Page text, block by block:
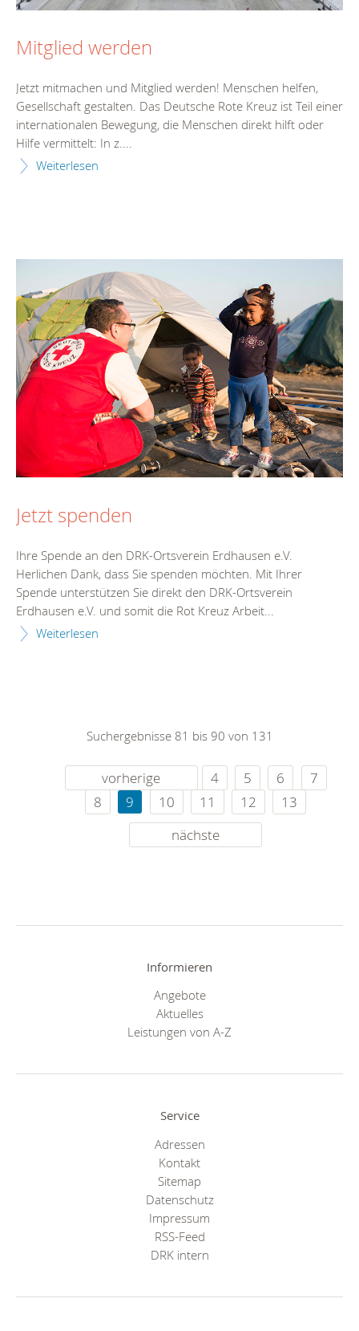
Mitglied werden
Jetzt mitmachen und Mitglied werden! Menschen helfen,
Gesellschaft gestalten. Das Deutsche Rote Kreuz ist Teil einer
internationalen Bewegung, die Menschen direkt hilft oder
Hilfe vermittelt: In z....
Weiterlesen
Jetzt spenden
Ihre Spende an den DRK-Ortsverein Erdhausen e.V.
Herlichen Dank, dass Sie spenden möchten. Mit Ihrer
Spende unterstützen Sie direkt den DRK-Ortsverein
Erdhausen e.V. und somit die Rot Kreuz Arbeit...
Weiterlesen
Suchergebnisse 81 bis 90 von 131
vorherige 4 5 6
7
8
9 10 11 12
13
nächste
Informieren
Angebote
Aktuelles
Leistungen von A-Z
Service
Adressen
Kontakt
Sitemap
Datenschutz
Impressum
RSS-Feed
DRK intern